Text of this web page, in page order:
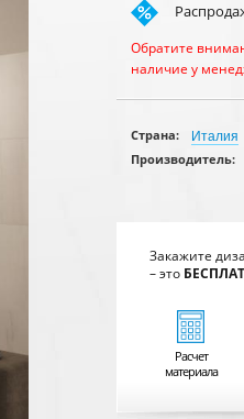
Обратите
наличие у
Страна:
Италия
Производитель:
Закажите
– это
Расчет
материала